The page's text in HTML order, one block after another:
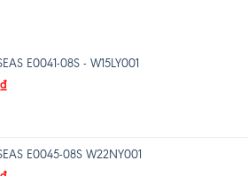
E0041-08S - W15LY001
₫
E0045-08S W22NY001